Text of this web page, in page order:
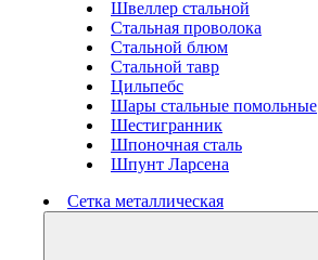
Швеллер стальной
Стальная проволока
Стальной блюм
Стальной тавр
Цильпебс
Шары стальные помольные
Шестигранник
Шпоночная сталь
Шпунт Ларсена
Сетка металлическая